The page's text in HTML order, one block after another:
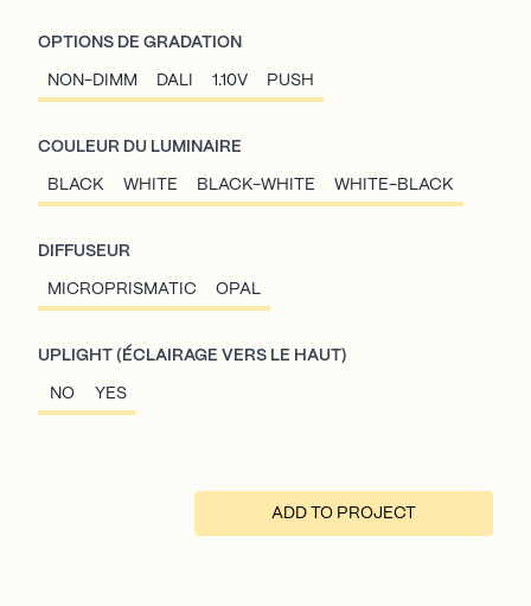
OPTIONS DE GRADATION
NON-DIMM DALI 1.10V PUSH
COULEUR DU LUMINAIRE
BLACK WHITE BLACK-WHITE WHITE-BLACK
DIFFUSEUR
MICROPRISMATIC OPAL
UPLIGHT (ÉCLAIRAGE VERS LE HAUT)
NO YES
ADD TO PROJECT